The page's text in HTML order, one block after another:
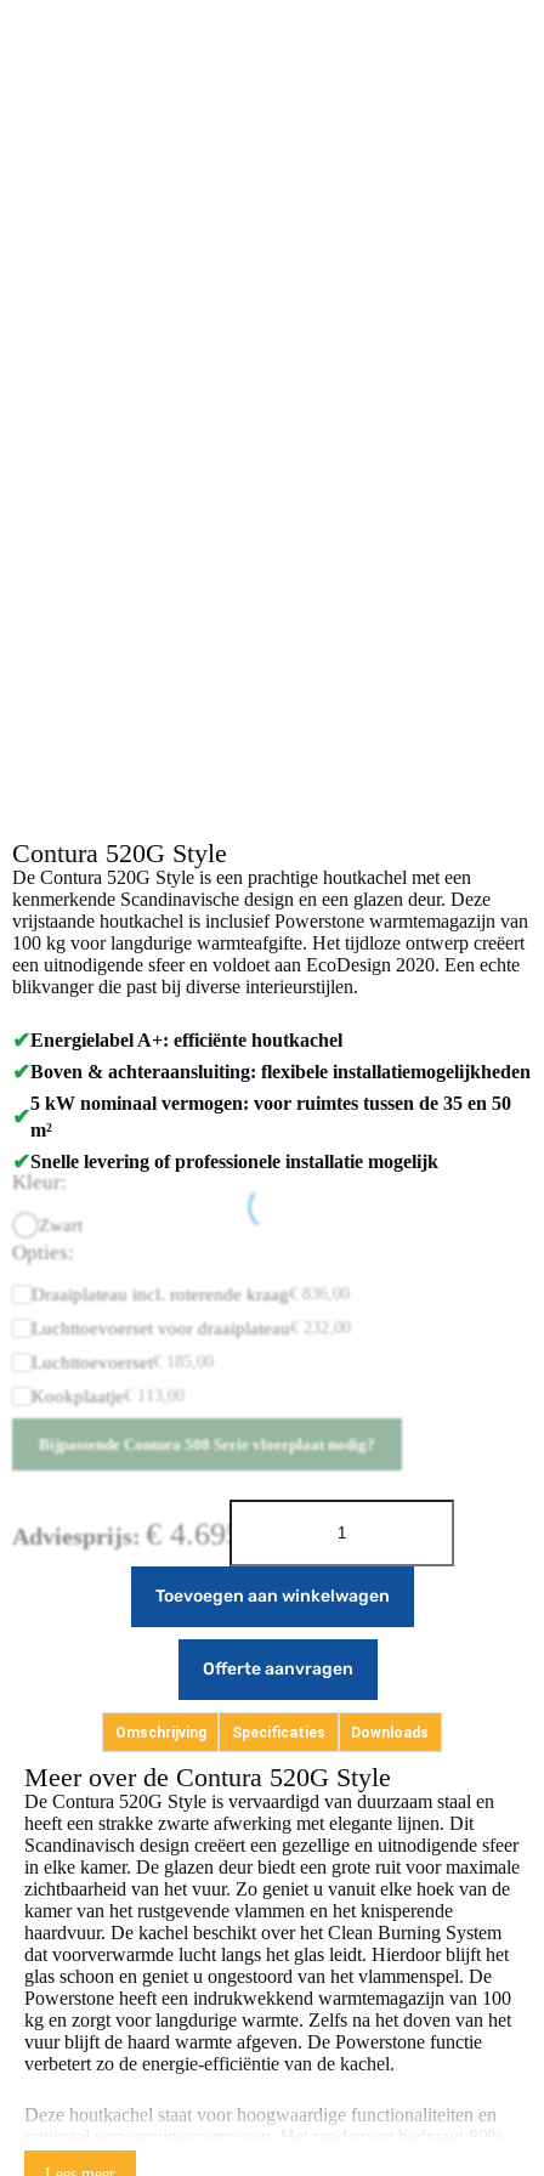
Contura 520G Style
De Contura 520G Style is een prachtige houtkachel met een
kenmerkende Scandinavische design en een glazen deur. Deze
vrijstaande houtkachel is inclusief Powerstone warmtemagazijn van
100 kg voor langdurige warmteafgifte. Het tijdloze ontwerp creëert
een uitnodigende sfeer en voldoet aan EcoDesign 2020. Een echte
blikvanger die past bij diverse interieurstijlen.
✔Energielabel A+: efficiënte houtkachel
✔Boven & achteraansluiting: flexibele installatiemogelijkheden
✔
5 kW nominaal vermogen: voor ruimtes tussen de 35 en 50
m²
✔Snelle levering of professionele installatie mogelijk
Kleur:
Zwart
Opties:
Draaiplateau incl. roterende kraag€ 836,00
Luchttoevoerset voor draaiplateau€ 232,00
Luchttoevoerset€ 185,00
Kookplaatje€ 113,00
Bijpassende Contura 500 Serie vloerplaat nodig?
Adviesprijs: € 4.695,00
Toevoegen aan winkelwagen
Offerte aanvragen
Omschrijving Specificaties Downloads
Meer over de Contura 520G Style
De Contura 520G Style is vervaardigd van duurzaam staal en
heeft een strakke zwarte afwerking met elegante lijnen. Dit
Scandinavisch design creëert een gezellige en uitnodigende sfeer
in elke kamer. De glazen deur biedt een grote ruit voor maximale
zichtbaarheid van het vuur. Zo geniet u vanuit elke hoek van de
kamer van het rustgevende vlammen en het knisperende
haardvuur. De kachel beschikt over het Clean Burning System
dat voorverwarmde lucht langs het glas leidt. Hierdoor blijft het
glas schoon en geniet u ongestoord van het vlammenspel. De
Powerstone heeft een indrukwekkend warmtemagazijn van 100
kg en zorgt voor langdurige warmte. Zelfs na het doven van het
vuur blijft de haard warmte afgeven. De Powerstone functie
verbetert zo de energie-efficiëntie van de kachel.
Deze houtkachel staat voor hoogwaardige functionaliteiten en
optimaal verwarmingsvermogen. Het rendement bedraagt 80%